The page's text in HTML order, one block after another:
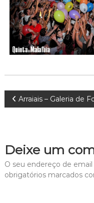
Navegação
artigos
Arraiais – Galeria de
Deixe um
O seu endereço de email
obrigatórios marcados